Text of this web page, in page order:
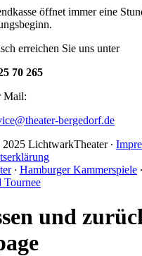
öffnet immer eine
erreichen Sie uns unter
70 265
Mail:
bergedorf.de
LichtwarkTheater ∙
∙ Hamburger Kammerspiele ∙
Tournee
und